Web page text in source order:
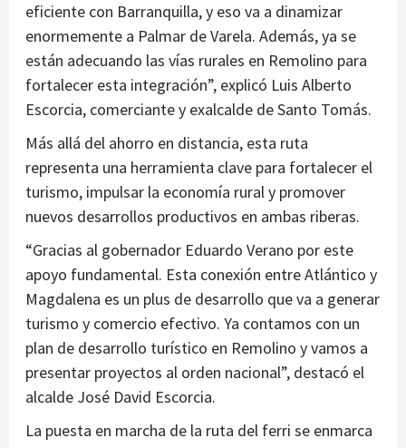
eficiente con Barranquilla, y eso va a dinamizar
enormemente a Palmar de Varela. Además, ya se
están adecuando las vías rurales en Remolino para
fortalecer esta integración”, explicó Luis Alberto
Escorcia, comerciante y exalcalde de Santo Tomás.
Más allá del ahorro en distancia, esta ruta
representa una herramienta clave para fortalecer el
turismo, impulsar la economía rural y promover
nuevos desarrollos productivos en ambas riberas.
“Gracias al gobernador Eduardo Verano por este
apoyo fundamental. Esta conexión entre Atlántico y
Magdalena es un plus de desarrollo que va a generar
turismo y comercio efectivo. Ya contamos con un
plan de desarrollo turístico en Remolino y vamos a
presentar proyectos al orden nacional”, destacó el
alcalde José David Escorcia.
La puesta en marcha de la ruta del ferri se enmarca